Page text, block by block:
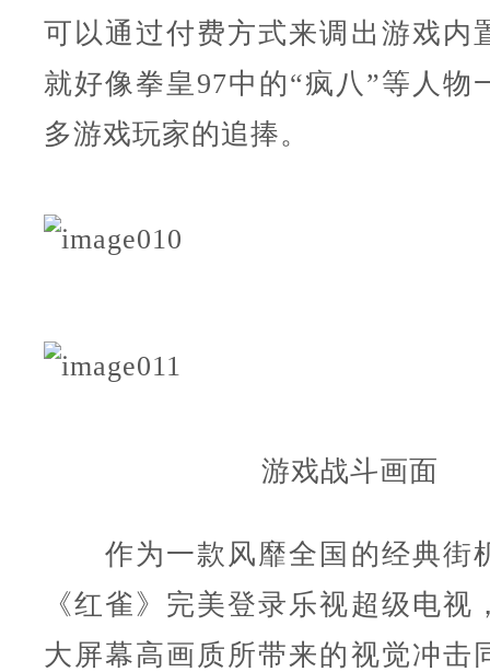
可以通过付费方式来调出游戏内
就好像拳皇97中的“疯八”等人物
多游戏玩家的追捧。
游戏战斗画面
作为一款风靡全国的经典街
《红雀》完美登录乐视超级电视
大屏幕高画质所带来的视觉冲击